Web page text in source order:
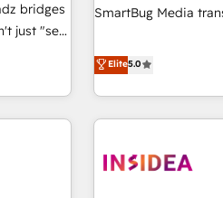
bridges
OS)
drives
stalling
SmartBug Media
divisions Globalia
(Paid Media),
brands. 🔄 Implementation & Integration - Seamless
migrations and
to drive platform adoption. 📈 Revenue
Elite5.0